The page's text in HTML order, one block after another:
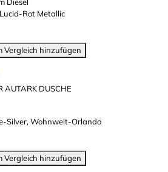
Diesel
Lucid-Rot Metallic
Vergleich hinzufügen
AUTARK DUSCHE
Silver, Wohnwelt-Orlando
Vergleich hinzufügen